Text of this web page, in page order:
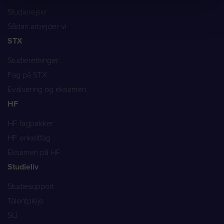
Studierejser
Sådan arbejder vi
STX
Studieretninger
Fag på STX
Evaluering og eksamen
HF
HF fagpakker
HF enkeltfag
Eksamen på HF
Studieliv
Studiesupport
Talentpleje
SU